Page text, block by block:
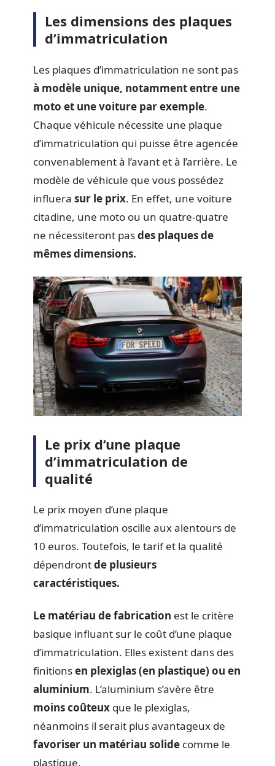
Les dimensions des plaques
d’immatriculation
Les plaques d’immatriculation ne sont pas
à modèle unique, notamment entre une
moto et une voiture par exemple.
Chaque véhicule nécessite une plaque
d’immatriculation qui puisse être agencée
convenablement à l’avant et à l’arrière. Le
modèle de véhicule que vous possédez
influera sur le prix. En effet, une voiture
citadine, une moto ou un quatre-quatre
ne nécessiteront pasdes plaques de
mêmes dimensions.
Le prix d’une plaque
d’immatriculation de
qualité
Le prix moyen d’une plaque
d’immatriculation oscille aux alentours de
10 euros. Toutefois, le tarif et la qualité
dépendrontde plusieurs
caractéristiques.
Le matériau de fabrication est le critère
basique influant sur le coût d’une plaque
d’immatriculation. Elles existent dans des
finitionsen plexiglas (en plastique) ou en
aluminium. L’aluminium s’avère être
moins coûteux que le plexiglas,
néanmoins il serait plus avantageux de
favoriser un matériau solide comme le
plastique.